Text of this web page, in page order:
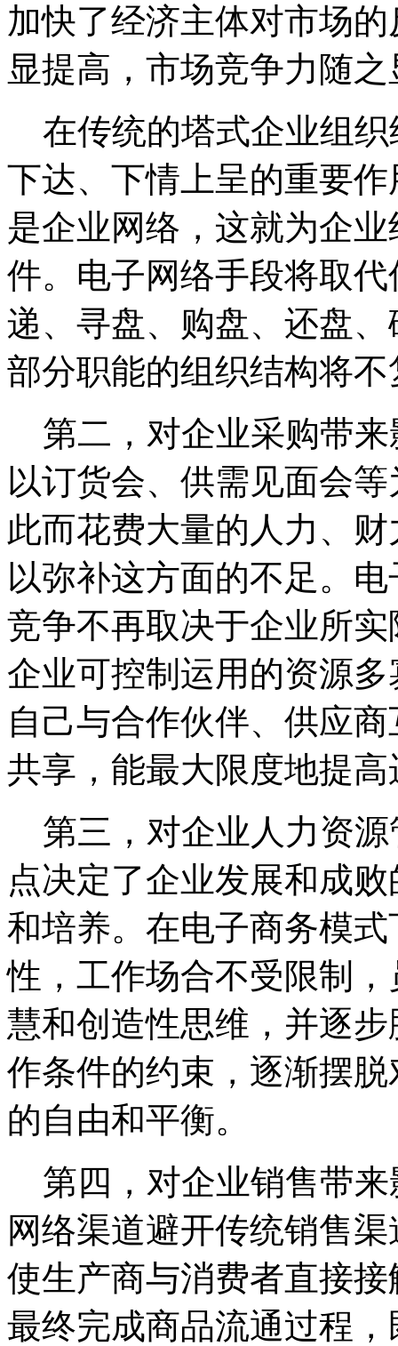
加快了经济主体对市场
显提高，市场竞争力随
在传统的塔式企业组织
下达、下情上呈的重要
是企业网络，这就为企
件。电子网络手段将取
递、寻盘、购盘、还盘
部分职能的组织结构将
第二，对企业采购带来
以订货会、供需见面会
此而花费大量的人力、
以弥补这方面的不足。
竞争不再取决于企业所
企业可控制运用的资源
自己与合作伙伴、供应
共享，能最大限度地提
第三，对企业人力资源
点决定了企业发展和成
和培养。在电子商务模
性，工作场合不受限制
慧和创造性思维，并逐
作条件的约束，逐渐摆
的自由和平衡。
第四，对企业销售带来
网络渠道避开传统销售
使生产商与消费者直接
最终完成商品流通过程